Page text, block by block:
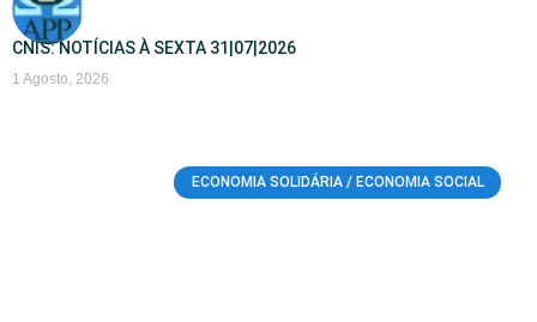
CNIS: NOTÍCIAS À SEXTA 31|07|2026
1 Agosto, 2026
ECONOMIA SOLIDÁRIA / ECONOMIA SOCIAL